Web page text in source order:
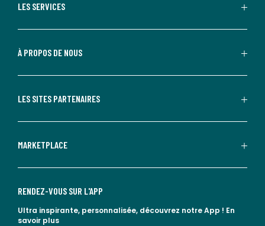
LES SERVICES
À PROPOS DE NOUS
LES SITES PARTENAIRES
MARKETPLACE
RENDEZ-VOUS SUR L'APP
Ultra inspirante, personnalisée, découvrez notre App ! En
savoir plus